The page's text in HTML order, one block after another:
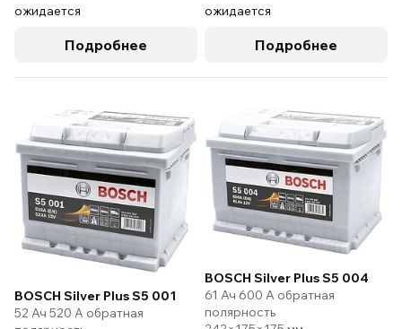
ожидается
Подробнее
ожидается
Подробнее
BOSCH Silver Plus S5 001
52 Ач 520 А обратная
BOSCH Silver Plus S5 004
61 Ач 600 А обратная
полярность